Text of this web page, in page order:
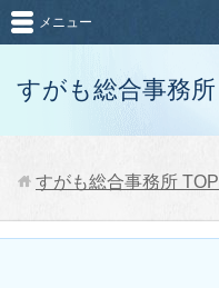
すがも総合事務所
メニュー
すがも総合事務所 TOP